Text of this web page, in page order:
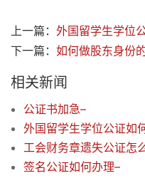
上一篇： 外国留学生学位
下一篇： 如何做股东身份
相关新闻
公证书加急–
外国留学生学位公证如
签名公证如何办理–